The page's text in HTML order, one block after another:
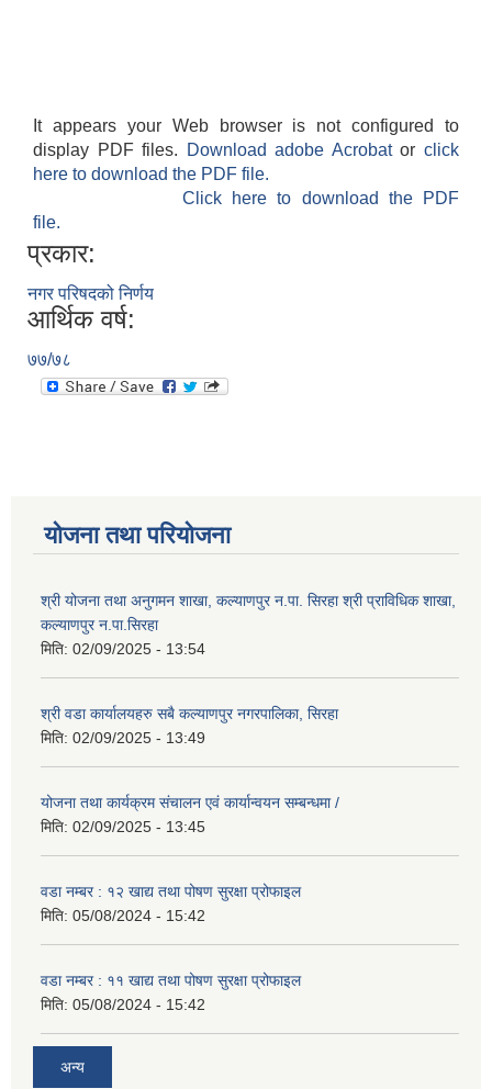
It appears your Web browser is not configured to
display PDF files.
Download adobe Acrobatorclick
here to download the PDF file.
Click here to download the PDF
file.
प्रकार:
नगर परिषदको निर्णय
आर्थिक वर्ष:
७७/७८
योजना तथा परियोजना
श्री योजना तथा अनुगमन शाखा, कल्याणपुर न.पा. सिरहा श्री प्राविधिक शाखा,
कल्याणपुर न.पा.सिरहा
मिति: 02/09/2025 - 13:54
श्री वडा कार्यालयहरु सबै कल्याणपुर नगरपालिका, सिरहा
मिति: 02/09/2025 - 13:49
योजना तथा कार्यक्रम संचालन एवं कार्यान्वयन सम्बन्धमा /
मिति: 02/09/2025 - 13:45
वडा नम्बर : १२ खाद्य तथा पोषण सुरक्षा प्रोफाइल
मिति: 05/08/2024 - 15:42
वडा नम्बर : ११ खाद्य तथा पोषण सुरक्षा प्रोफाइल
मिति: 05/08/2024 - 15:42
अन्य